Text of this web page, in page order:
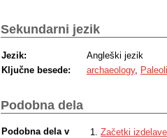
Sekundarni jezik
Jezik:
Angleški jezik
Ključne besede:
archaeology,
Podobna dela
Podobna dela v
Začetki